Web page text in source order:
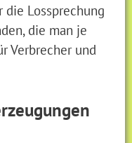
die Lossprechung
die man je
Verbrecher und